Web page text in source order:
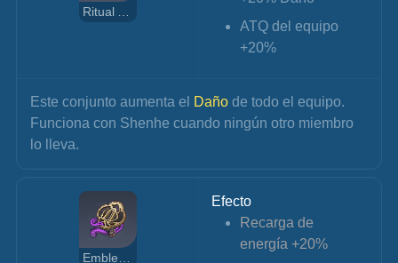
ATQ del equipo
+20%
Este conjunto aumenta el Daño de todo el equipo.
Funciona con Shenhe cuando ningún otro miembro
lo lleva.
Efecto
Recarga de
energía +20%